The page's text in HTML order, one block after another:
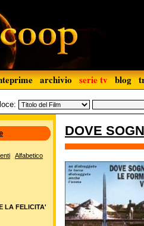
archivio serie tv blog
DOVE
Alfabetico
LA FELICITA'